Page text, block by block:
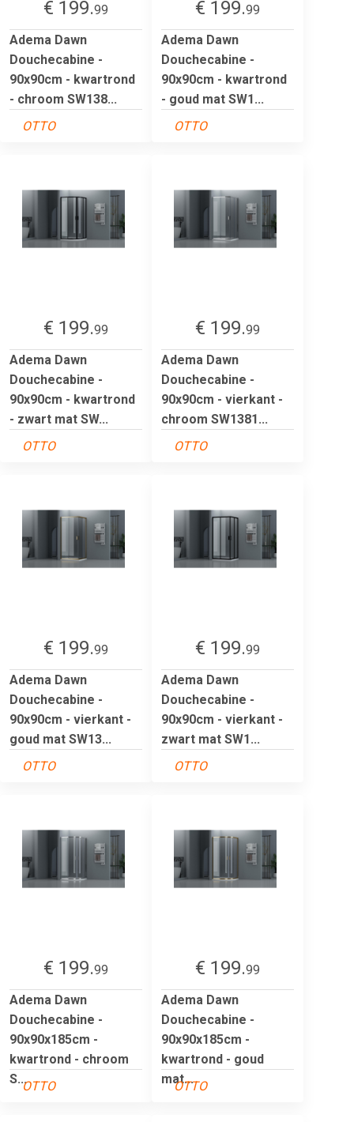
€ 199.99
Adema Dawn
Douchecabine -
90x90cm - kwartrond
- chroom SW138...
OTTO
€ 199.99
Adema Dawn
Douchecabine -
90x90cm - kwartrond
- goud mat SW1...
OTTO
€ 199.99
Adema Dawn
Douchecabine -
90x90cm - kwartrond
- zwart mat SW...
OTTO
€ 199.99
Adema Dawn
Douchecabine -
90x90cm - vierkant -
chroom SW1381...
OTTO
€ 199.99
Adema Dawn
Douchecabine -
90x90cm - vierkant -
goud mat SW13...
OTTO
€ 199.99
Adema Dawn
Douchecabine -
90x90cm - vierkant -
zwart mat SW1...
OTTO
€ 199.99
Adema Dawn
Douchecabine -
90x90x185cm -
kwartrond - chroom
S...OTTO
€ 199.99
Adema Dawn
Douchecabine -
90x90x185cm -
kwartrond - goud
mat...
OTTO